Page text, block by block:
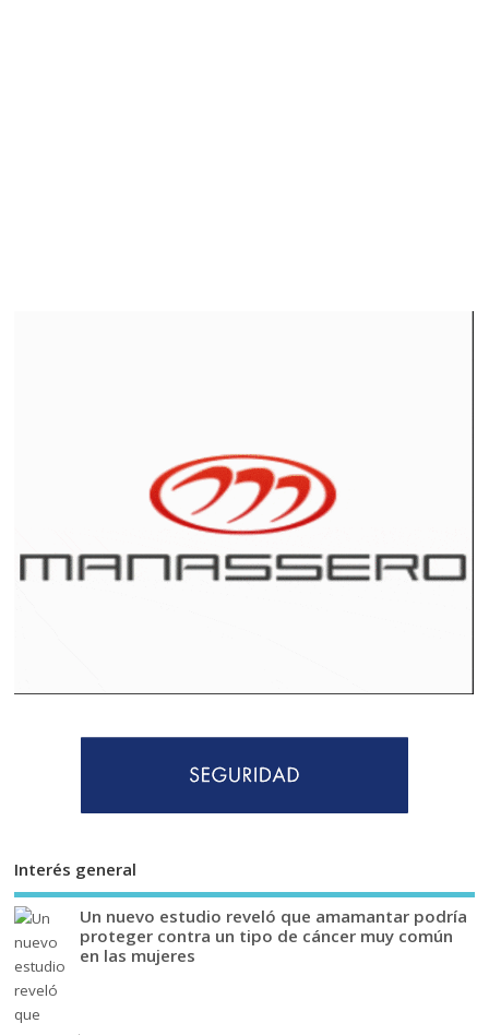
Interés general
Un nuevo estudio reveló que amamantar podría
proteger contra un tipo de cáncer muy común
en las mujeres